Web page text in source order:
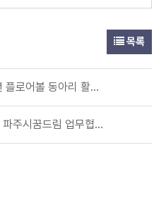
목록
학교 밖 청소년 플로어볼 동아리 활동 참가자 모집
서초유스센터, 파주시꿈드림 업무협약진행